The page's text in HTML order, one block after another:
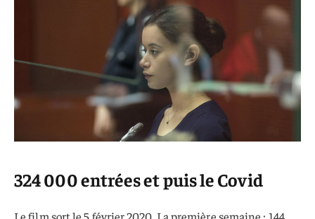
324 000 entrées et puis le Covid